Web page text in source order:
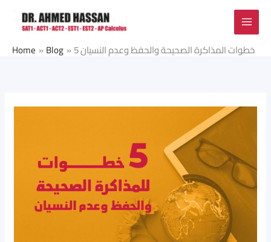
Home Blog 5 خطوات المذاكرة الصحيحة والحفظ وعدم النسيان